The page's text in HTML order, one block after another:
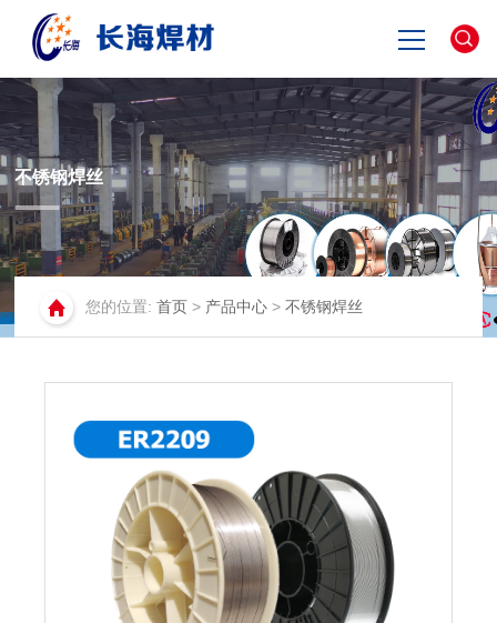
网站首页
关于长海
产品中心
新闻资讯
联系我们
English
不锈钢焊丝
您的位置:首页 > 产品中心 >不锈钢焊丝